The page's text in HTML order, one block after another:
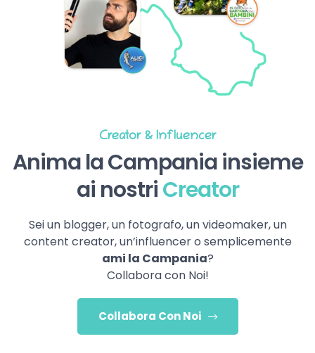
Creator & Influencer
Anima la Campania insieme
ai nostriCreator
Sei un blogger, un fotografo, un videomaker, un
content creator, un’influencer o semplicemente
ami la Campania?
Collabora con Noi!
Collabora Con Noi